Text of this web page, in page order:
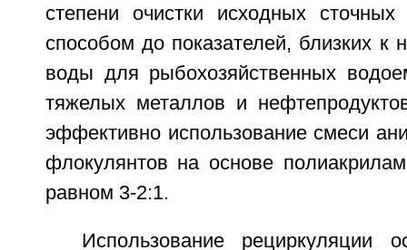
степени очистки исходных
способом до показателей, близких к
воды для рыбохозяйственных
тяжелых металлов и
эффективно использование смеси
флокулянтов на основе
равном 3-2:1.
Использование рециркуляции